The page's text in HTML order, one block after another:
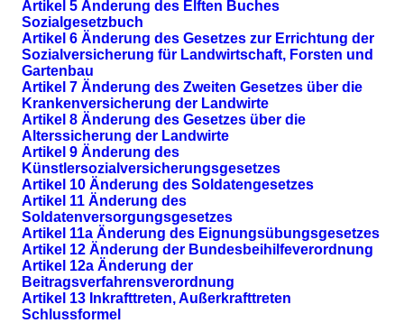
Artikel 5 Änderung des Elften Buches
Sozialgesetzbuch
Artikel 6 Änderung des Gesetzes zur Errichtung der
Sozialversicherung für Landwirtschaft, Forsten und
Gartenbau
Artikel 7 Änderung des Zweiten Gesetzes über die
Krankenversicherung der Landwirte
Artikel 8 Änderung des Gesetzes über die
Alterssicherung der Landwirte
Artikel 9 Änderung des
Künstlersozialversicherungsgesetzes
Artikel 10 Änderung des Soldatengesetzes
Artikel 11 Änderung des
Soldatenversorgungsgesetzes
Artikel 11a Änderung des Eignungsübungsgesetzes
Artikel 12 Änderung der Bundesbeihilfeverordnung
Artikel 12a Änderung der
Beitragsverfahrensverordnung
Artikel 13 Inkrafttreten, Außerkrafttreten
Schlussformel